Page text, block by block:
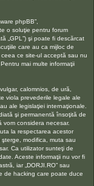
phpBB”,
o soluţie pentru forum
„GPL”) şi poate fi descărcat
care au ca mijloc de
ce site-ul acceptă sau nu
mai multe informaţii
calomnios, de ură,
viola prevederile legale ale
ale legislaţiei internaţionale.
şi permanentă însoţită de
vom considera necesar.
la respectarea acestor
modifica, muta sau
Ca utilizator sunteţi de
Aceste informaţii nu vor fi
iar „DORJI.RO” sau
de hacking care poate duce